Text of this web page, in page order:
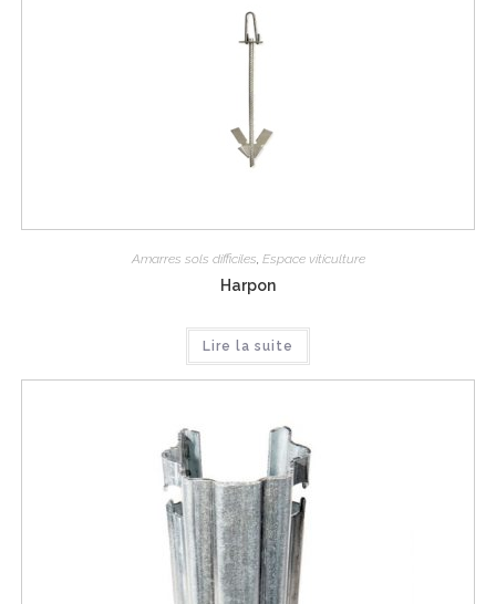
Amarres sols difficiles, Espace viticulture
Harpon
Lire la suite